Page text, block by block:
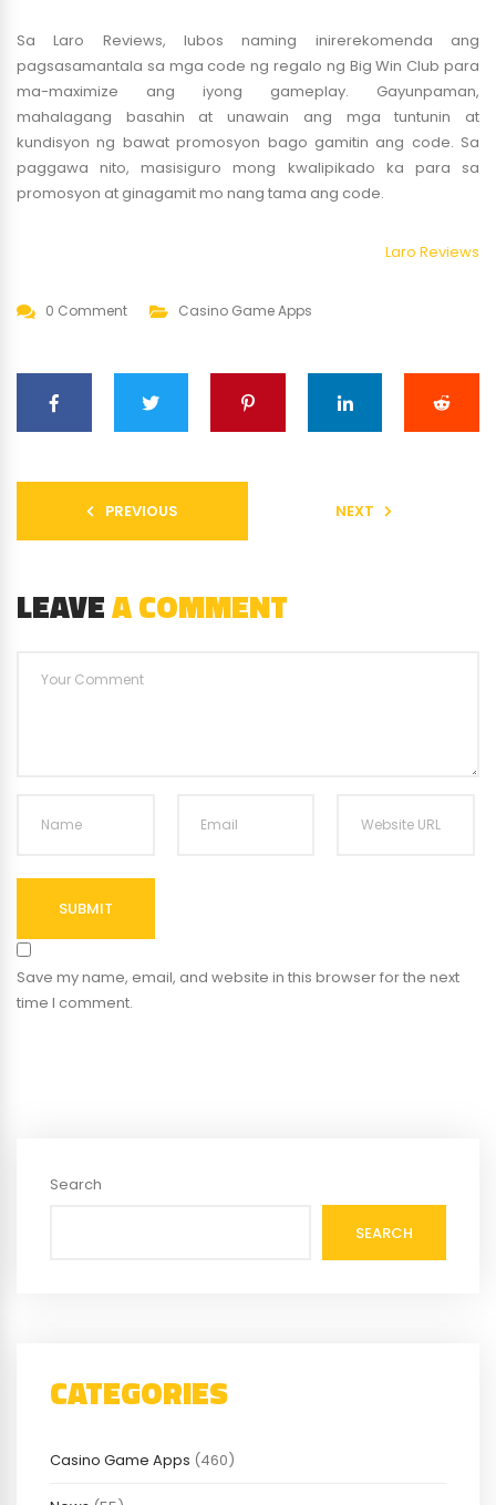
Sa Laro Reviews, lubos naming inirerekomenda ang
pagsasamantala sa mga code ng regalo ng Big Win Club para
ma-maximize ang iyong gameplay. Gayunpaman,
mahalagang basahin at unawain ang mga tuntunin at
kundisyon ng bawat promosyon bago gamitin ang code. Sa
paggawa nito, masisiguro mong kwalipikado ka para sa
promosyon at ginagamit mo nang tama ang code.
Laro Reviews
0 Comment Casino Game Apps
PREVIOUS NEXT
LEAVEA COMMENT
SUBMIT
Save my name, email, and website in this browser for the next
time I comment.
Search
SEARCH
CATEGORIES
Casino Game Apps (460)